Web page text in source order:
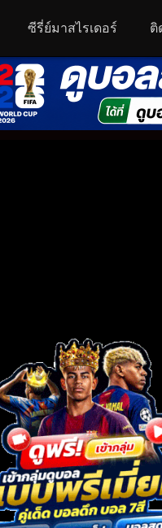
ซีรี่ย์มาสไรเดอร์ ติ